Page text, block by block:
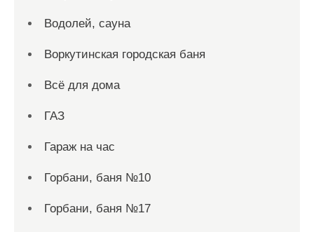
Водолей, сауна
Воркутинская городская баня
Всё для дома
ГАЗ
Гараж на час
Горбани, баня №10
Горбани, баня №17